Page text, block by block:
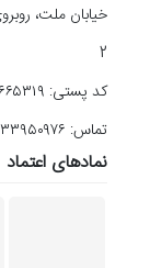
خیابان ملت،
2
کد پستی: ۱۱۴۱۶۶۵۳۱۹
تماس: ۳۳۹۵۰۹۷۶ - ۳۳۹۶۹۸۱۳
نمادهای اعتماد